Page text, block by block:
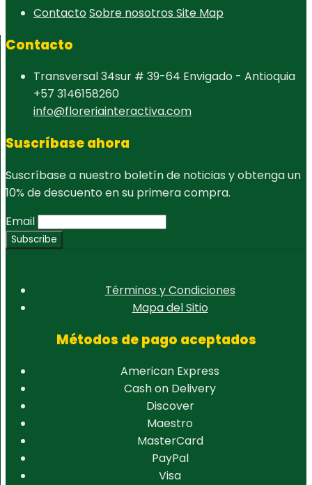
ContactoSobre nosotros Site Map
Contacto
Transversal 34sur # 39-64 Envigado - Antioquia
+57 3146158260
info@floreriainteractiva.com
Suscríbase ahora
Suscríbase a nuestro boletín de noticias y obtenga un
10% de descuento en su primera compra.
Email
Términos y Condiciones
Mapa del Sitio
Métodos de pago aceptados
American Express
Cash on Delivery
Discover
Maestro
MasterCard
PayPal
Visa